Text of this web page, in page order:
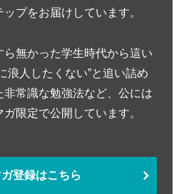
プをお届けしています。
無かった学生時代から這い
浪人したくない”と追い詰め
非常識な勉強法など、公には
限定で公開しています。
登録はこちら